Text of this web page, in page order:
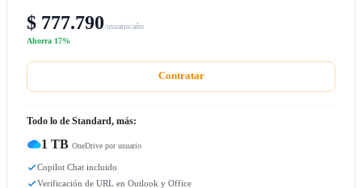
$ 777.790/usuario/año
Ahorra 17%
Contratar
Todo lo de Standard, más:
1 TB OneDrive por usuario
Copilot Chat incluido
Verificación de URL en Outlook y Office